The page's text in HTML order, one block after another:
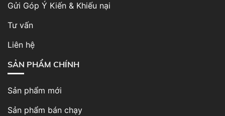
Gửi Góp Ý Kiến & Khiếu nại
Tư vấn
Liên hệ
SẢN PHẨM CHÍNH
Sản phẩm mới
Sản phẩm bán chạy